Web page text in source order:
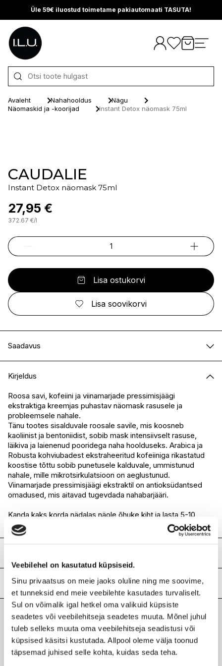
Veebilehel on kasutatud küpsiseid.
Sinu privaatsus on meie jaoks oluline ning me soovime,
et tunneksid end meie veebilehte kasutades turvaliselt.
Sul on võimalik igal hetkel oma valikuid küpsiste
seadetes või veebilehitseja seadetes muuta. Mõnel juhul
tuleb selleks muuta oma veebilehitseja seadistusi või
küpsised käsitsi kustutada. Allpool oleme välja toonud
täpsemad juhised selle kohta, kuidas seda teha.
Üle 59€ iluostud toimetame pakiautomaati TASUTA!
Otse sisu juurde
Avaleht Nahahooldus
Nägu
Näomaskid ja -koorijad
Instant Detox näomask 75ml
CAUDALIE
Instant Detox näomask 75ml
27,95 €
372.67 €/l
Lisa ostukorvi
Lisa soovikorvi
Saadavus
I.L.U. Kristiine
I.L.U. Ülemiste
Ei ole saadaval
I.L.U. Rocca
Saadaval
I.L.U. Lõunakeskus
I.L.U. Pärnu
Ei ole saadaval
Kirjeldus
Roosa savi, kofeiini ja viinamarjade pressimisjäägi
ekstraktiga kreemjas puhastav näomask rasusele ja
probleemsele nahale.
Tänu tootes sisalduvale roosale savile, mis koosneb
kaoliinist ja bentoniidist, sobib mask intensiivselt rasuse,
läikiva ja laienenud pooridega naha hoolduseks. Arabica ja
Robusta kohviubadest ekstraheeritud kofeiiniga rikastatud
koostise tõttu sobib punetusele kalduvale, ummistunud
nahale, mille mikrotsirkulatsioon on aeglustunud.
Viinamarjade pressimisjäägi ekstraktil on antioksüdantsed
omadused, mis aitavad tugevdada nahabarjääri.
Kanda kaks korda nädalas näole õhuke kiht ja lasta 5-10
minutit mõjuda. Loputada.
Aqua/water/eau, kaolin, bentonite, glycerin, acacia senegal
gum, xanthan gum, benzyl alcohol, alcohol, sodium
dehydroacetate, ci 77491 (iron oxides), citrus aurantium
bergamia (bergamot) fruit oil, lavandula angustifolia
(lavender) oil, linalool, limonene, sodium citrate, citric acid,
dehydroacetic acid, coffea arabica (coffee) seed extract,
coffea robusta seed extract, carbomer, cupressus
sempervirens oil, salvia sclarea (clary) oil, ci 77499 (iron
oxides), vitis vinifera (grape) fruit extract, commiphora
Lisainfo
Kaubamärk
CAUDALIE
Laokood
H0205936
Ribakood
3522930004349
Viimati vaadatud tooted